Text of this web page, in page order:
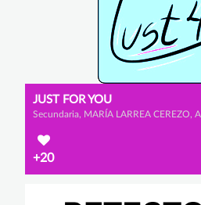
JUST FOR YOU
+20